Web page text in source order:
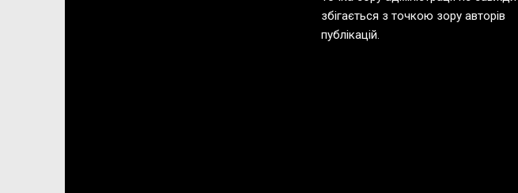
збігається з точкою зору авторів
публікацій.